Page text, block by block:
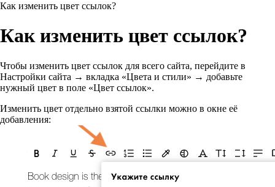
Как изменить цвет ссылок?
Как изменить цвет ссылок?
Чтобы изменить цвет ссылок для всего сайта, перейдите в
Настройки сайта → вкладка «Цвета и стили» → добавьте
нужный цвет в поле «Цвет ссылок».
Изменить цвет отдельно взятой ссылки можно в окне её
добавления: